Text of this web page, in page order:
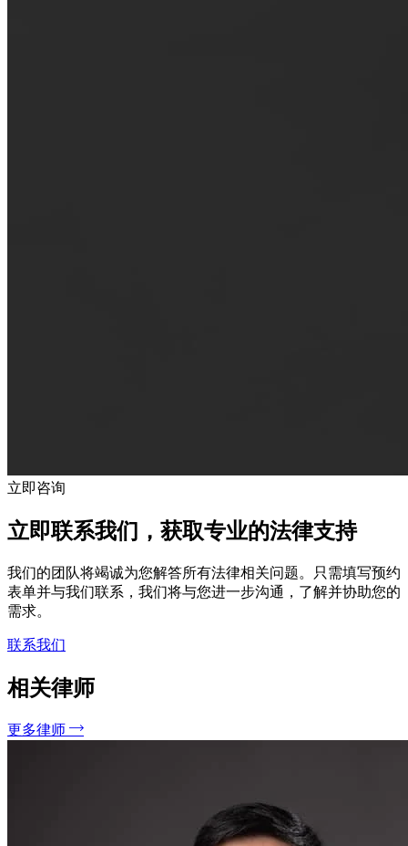
立即咨询
立即联系我们，获取专业的法律支持
我们的团队将竭诚为您解答所有法律相关问题。只需填写预约
表单并与我们联系，我们将与您进一步沟通，了解并协助您的
需求。
联系我们
相关律师
更多律师